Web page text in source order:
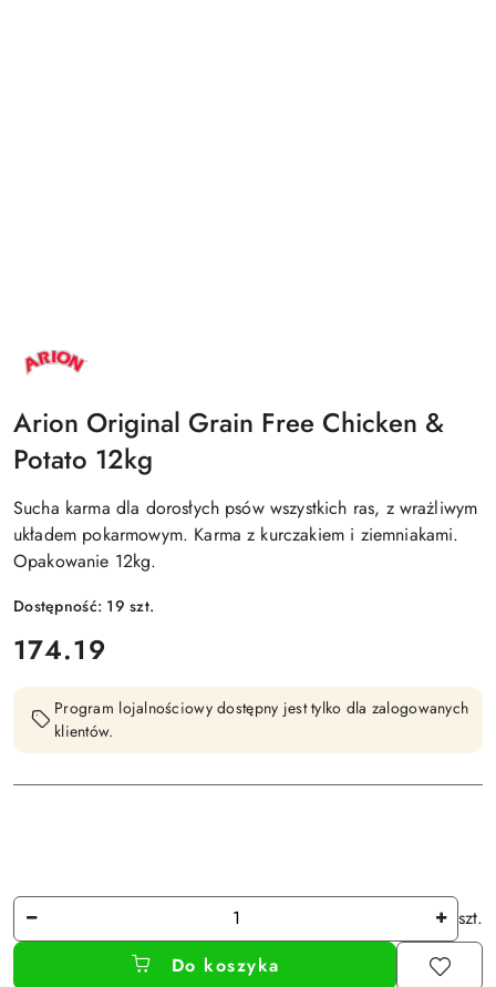
NAZWA
PRODUCENTA:
ARION
Arion Original Grain Free Chicken &
Potato 12kg
Sucha karma dla dorosłych psów wszystkich ras, z wrażliwym
układem pokarmowym. Karma z kurczakiem i ziemniakami.
Opakowanie 12kg.
Dostępność: 19szt.
cena:
174.19
Program lojalnościowy dostępny jest tylko dla zalogowanych
klientów.
Ilość
szt.
Do koszyka